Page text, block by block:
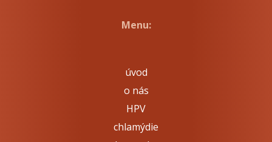
Menu:
úvod
o nás
HPV
chlamýdie